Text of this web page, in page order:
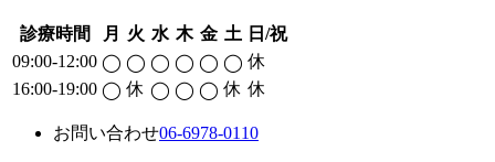
診療時間 月 火 水 木 金 土 日/祝
09:00-12:00 ◯ ◯ ◯ ◯ ◯ ◯ 休
16:00-19:00 ◯ 休 ◯ ◯ ◯ 休 休
お問い合わせ06-6978-0110